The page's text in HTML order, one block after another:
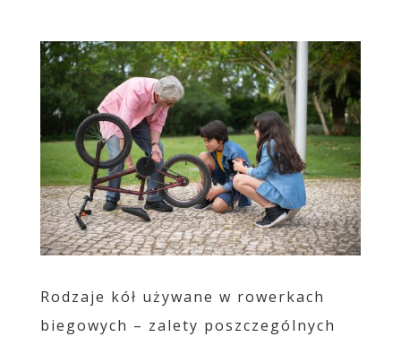
Rodzaje kół używane w rowerkach
biegowych – zalety poszczególnych